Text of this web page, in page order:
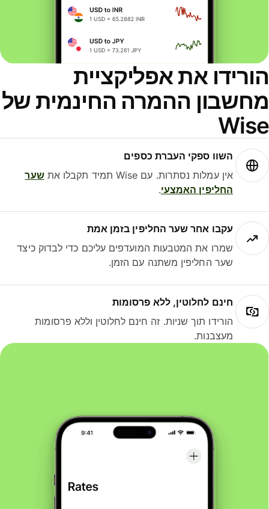
את אפליקציית
ההמרה החינמית של
השוו ספקי העברת כספים
אין עמלות נסתרות. עם Wise תמיד תקבלו את
שער
החליפין האמצעי.
עקבו אחר שער החליפין בזמן אמת
שמרו את המטבעות המועדפים עליכם כדי לבדוק כיצד
שער החליפין משתנה עם הזמן.
חינם לחלוטין, ללא פרסומות
הורידו תוך שניות. זה חינם לחלוטין וללא פרסומות
מעצבנות.